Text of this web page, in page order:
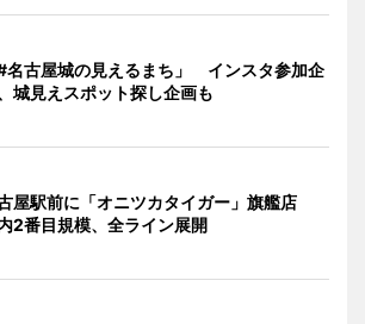
#名古屋城の見えるまち」 インスタ参加企
城見えスポット探し企画も
屋駅前に「オニツカタイガー」旗艦店
2番目規模、全ライン展開